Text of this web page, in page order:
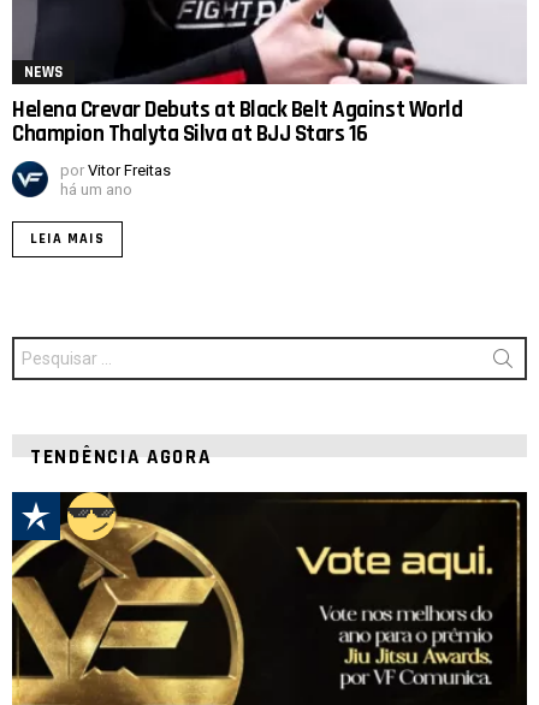
NEWS
Helena Crevar Debuts at Black Belt Against World
Champion Thalyta Silva at BJJ Stars 16
por Vitor Freitas
há um ano
LEIA MAIS
Procurar
por:
TENDÊNCIA AGORA